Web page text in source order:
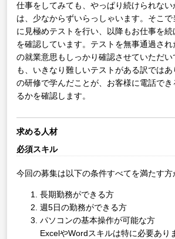
仕事をしてみても、やっぱり続けられな
は、少なからずいらっしゃいます。そこ
に見極めテストを行い、以降もお仕事を
を確認しています。テストを無事通過され
の就業意思もしっかり確認させていただ
も、いきなり難しいテストがある訳では
の研修で学んだことが、お客様に電話で
るかを確認します。
求める人材
必須スキル
今回の募集は以下の条件すべてを満たす方
長期勤務ができる方
週5日の勤務ができる方
パソコンの基本操作が可能な方
ExcelやWordスキルは特に必要あり